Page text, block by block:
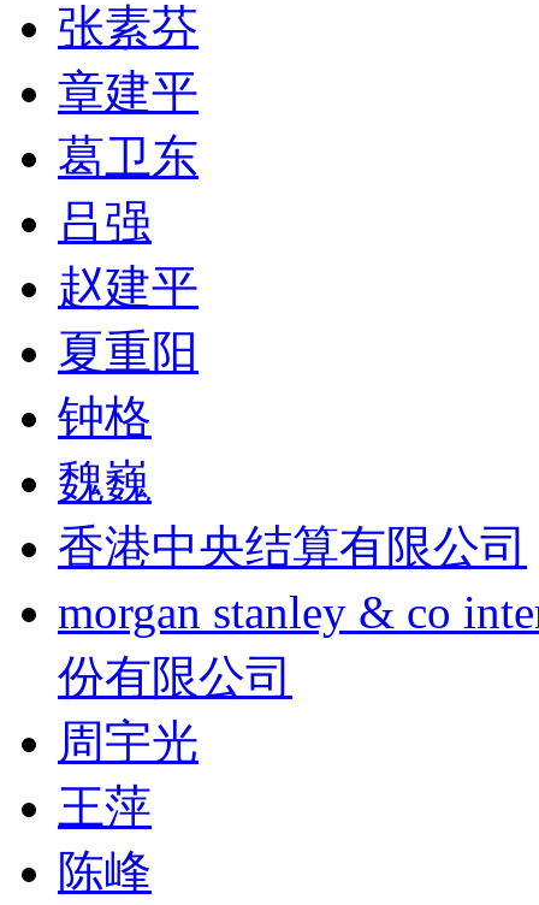
张素芬
章建平
葛卫东
吕强
赵建平
夏重阳
钟格
魏巍
香港中央结算有限公司
morgan stanley & co
份有限公司
周宇光
王萍
陈峰